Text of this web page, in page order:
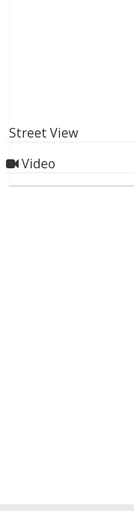
Street View
Video